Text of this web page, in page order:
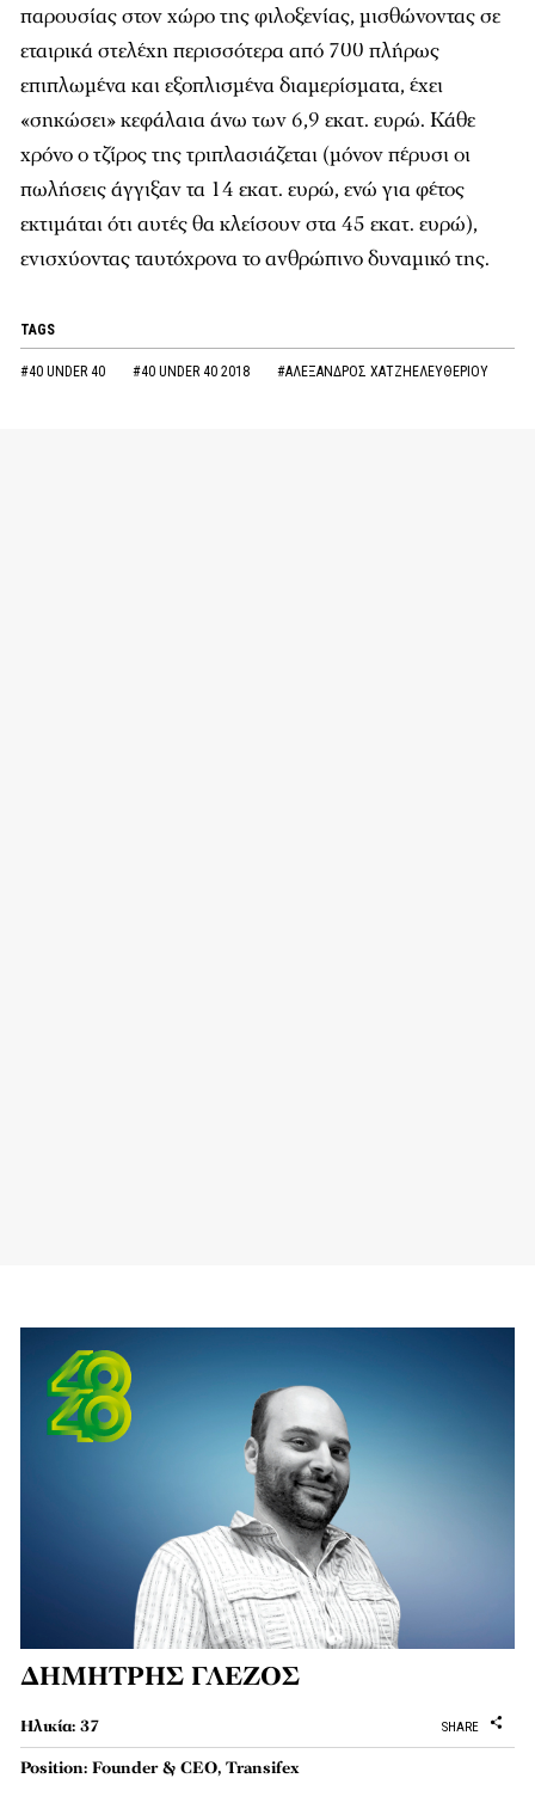
παρουσίας στον χώρο της φιλοξενίας, μισθώνοντας σε
εταιρικά στελέχη περισσότερα από 700 πλήρως
επιπλωμένα και εξοπλισμένα διαμερίσματα, έχει
«σηκώσει» κεφάλαια άνω των 6,9 εκατ. ευρώ. Κάθε
χρόνο ο τζίρος της τριπλασιάζεται (μόνον πέρυσι οι
πωλήσεις άγγιξαν τα 14 εκατ. ευρώ, ενώ για φέτος
εκτιμάται ότι αυτές θα κλείσουν στα 45 εκατ. ευρώ),
ενισχύοντας ταυτόχρονα το ανθρώπινο δυναμικό της.
TAGS
#40 UNDER 40 #40 UNDER 40 2018 #ΑΛΕΞΑΝΔΡΟΣ ΧΑΤΖΗΕΛΕΥΘΕΡΙΟΥ
ΔΗΜΗΤΡΗΣ ΓΛΕΖΟΣ
SHARE
Ηλικία: 37
Position: Founder & CEO, Transifex